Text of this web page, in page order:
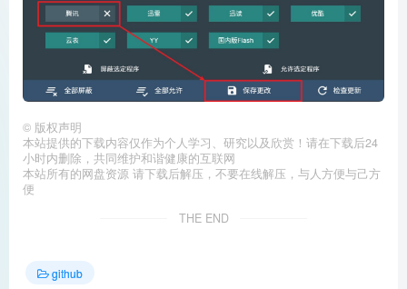
© 版权声明
本站提供的下载内容仅作为个人学习、研究以及欣赏！请在下载后24
小时内删除，共同维护和谐健康的互联网
本站所有的网盘资源 请下载后解压，不要在线解压，与人方便与己方
便
THE END
github